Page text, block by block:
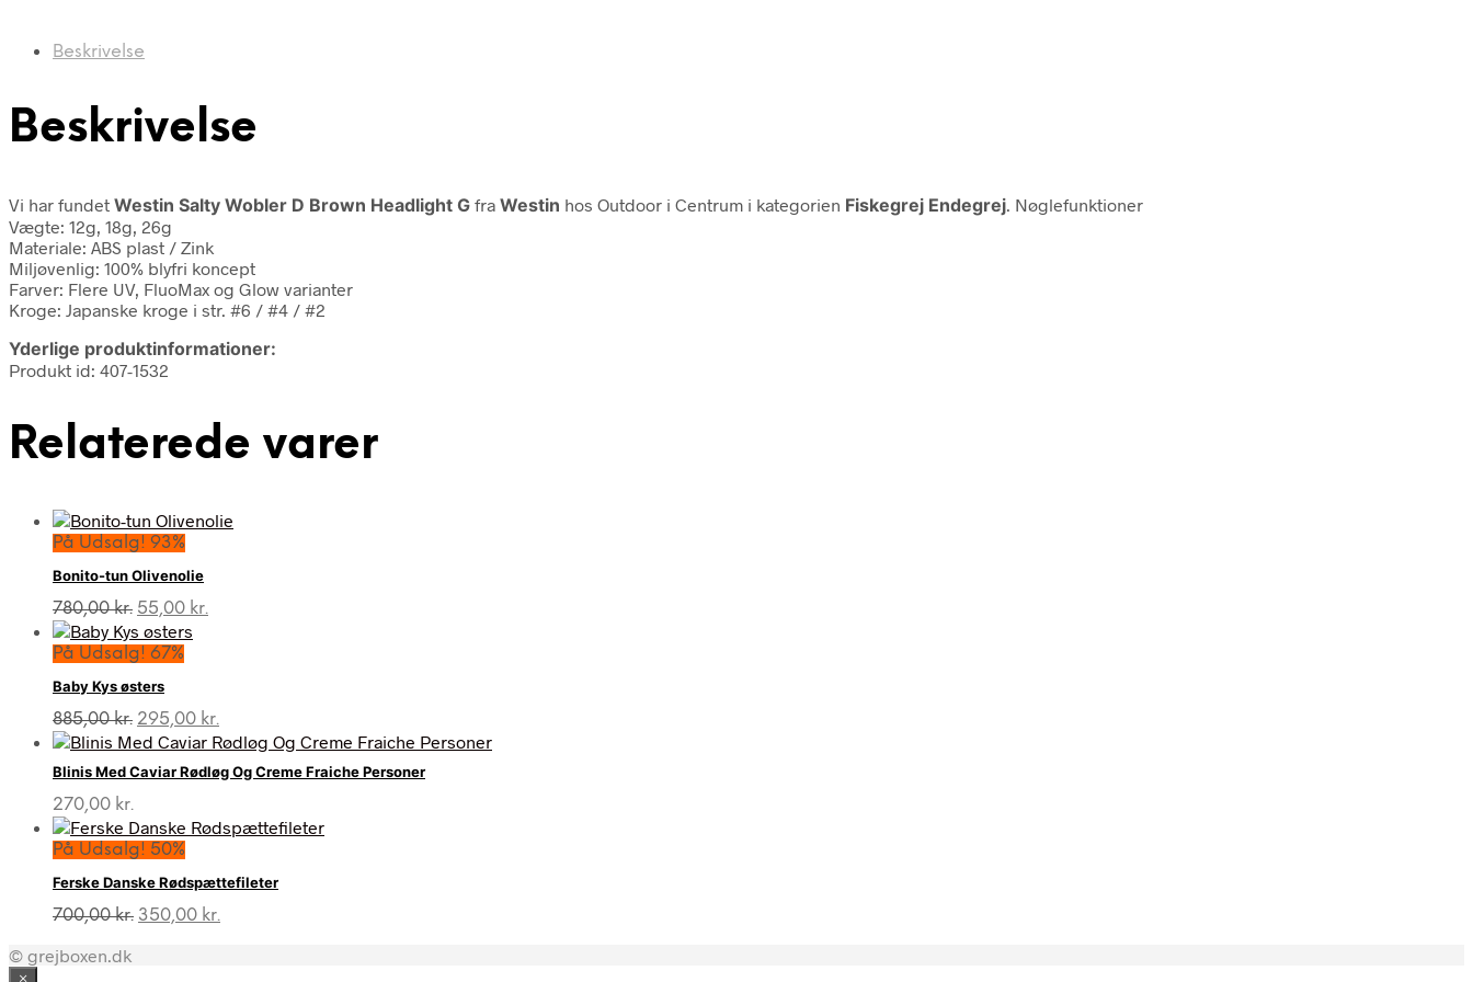
Beskrivelse
Beskrivelse
Vi har fundet Westin Salty Wobler D Brown Headlight G fra Westin hos Outdoor i Centrum i kategorien Fiskegrej Endegrej . Nøglefunktioner
Vægte: 12g, 18g, 26g
Materiale: ABS plast / Zink
Miljøvenlig: 100% blyfri koncept
Farver: Flere UV, FluoMax og Glow varianter
Kroge: Japanske kroge i str. #6 / #4 / #2
Yderlige produktinformationer:
Produkt id: 407-1532
Relaterede varer
På Udsalg! 93%
Bonito-tun Olivenolie
780,00kr. Den
oprindelige
pris
780,00 kr..
55,00 kr.
På Udsalg! 67%
Baby Kys østers
885,00kr. Den
oprindelige
var:
295,00 kr.
aktuelle
er:
Blinis Med Caviar Rødløg Og Creme Fraiche Personer
270,00 kr.
På Udsalg! 50%
Ferske Danske Rødspættefileter
700,00kr. Den
350,00 kr.
© grejboxen.dk
×